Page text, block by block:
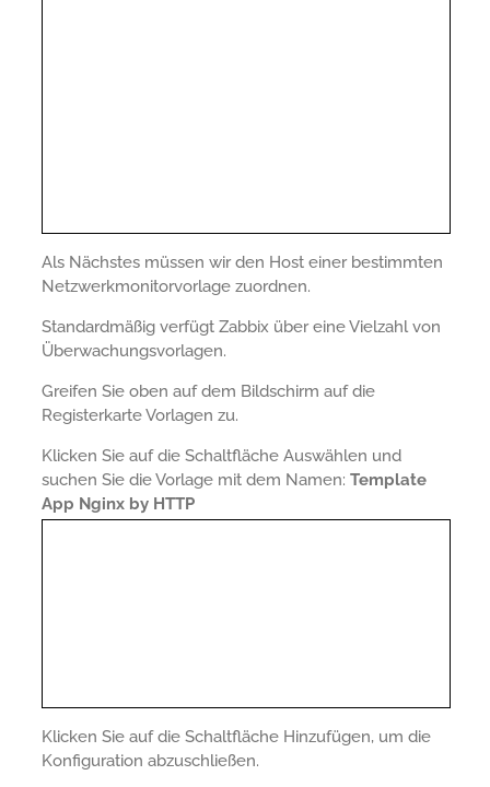
Als Nächstes müssen wir den Host einer bestimmten
Netzwerkmonitorvorlage zuordnen.
Standardmäßig verfügt Zabbix über eine Vielzahl von
Überwachungsvorlagen.
Greifen Sie oben auf dem Bildschirm auf die
Registerkarte Vorlagen zu.
Klicken Sie auf die Schaltfläche Auswählen und
suchen Sie die Vorlage mit dem Namen: Template
App Nginx by HTTP
Klicken Sie auf die Schaltfläche Hinzufügen, um die
Konfiguration abzuschließen.